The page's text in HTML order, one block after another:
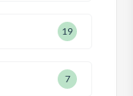
19
7